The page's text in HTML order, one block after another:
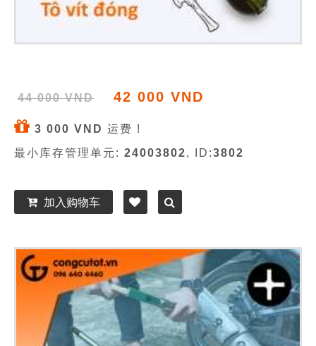
44 000 VND 42 000 VND
3 000 VND 运费 !
最小库存管理单元: 24003802, ID:3802
加入购物车